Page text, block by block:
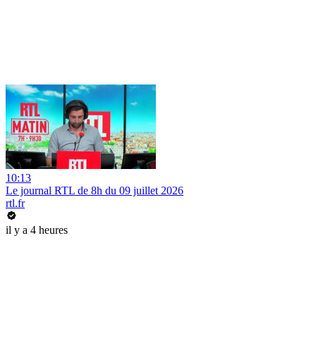
10:13
Le journal RTL de 8h du 09 juillet 2026
rtl.fr
il y a 4 heures